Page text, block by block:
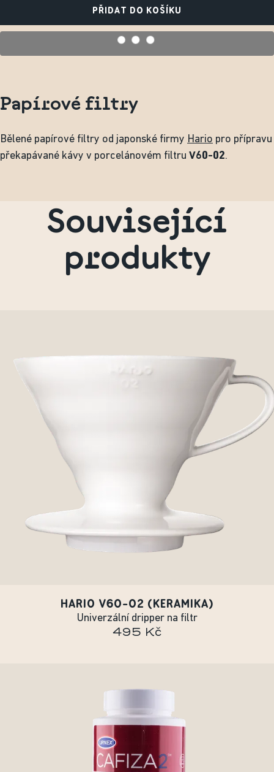
PŘIDAT DO KOŠÍKU
Papírové filtry
Bělené papírové filtry od japonské firmy Hario pro přípravu
překapávané kávy v porcelánovém filtru V60-02.
Související
produkty
HARIO V60-02 (KERAMIKA)
Univerzální dripper na filtr
495 Kč